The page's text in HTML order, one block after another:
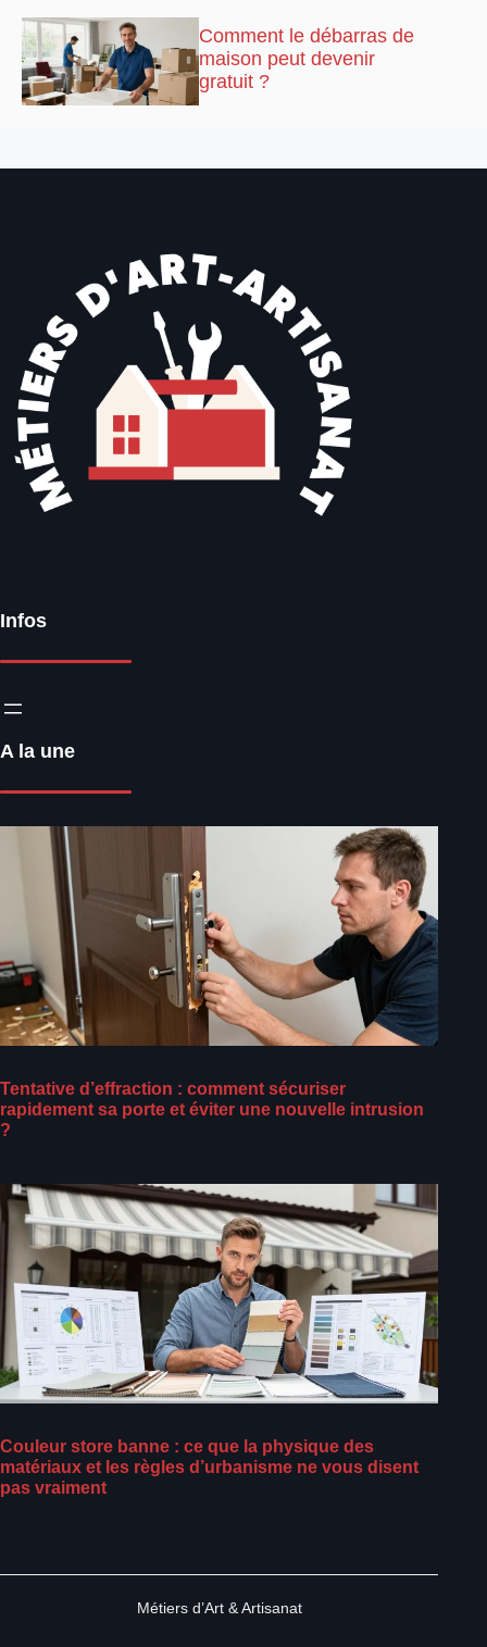
Comment le débarras de
maison peut devenir
gratuit ?
Infos
A la une
Tentative d’effraction : comment sécuriser
rapidement sa porte et éviter une nouvelle intrusion
?
Couleur store banne : ce que la physique des
matériaux et les règles d’urbanisme ne vous disent
pas vraiment
Métiers d’Art & Artisanat